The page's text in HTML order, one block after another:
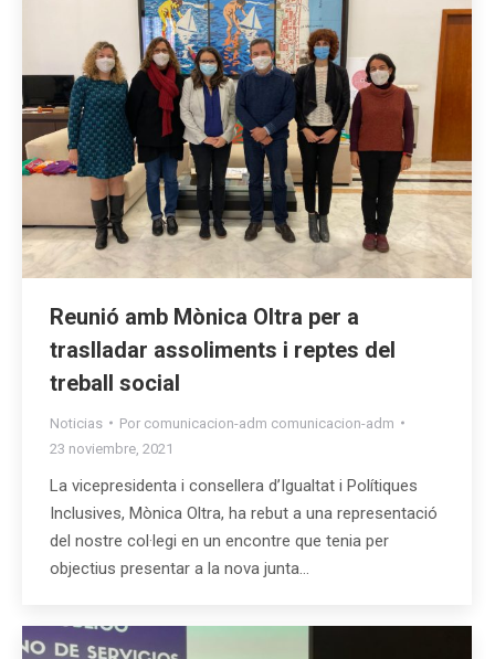
Reunió amb Mònica Oltra per a
traslladar assoliments i reptes del
treball social
Noticias Por comunicacion-adm comunicacion-adm
23 noviembre, 2021
La vicepresidenta i consellera d’Igualtat i Polítiques
Inclusives, Mònica Oltra, ha rebut a una representació
del nostre col·legi en un encontre que tenia per
objectius presentar a la nova junta…